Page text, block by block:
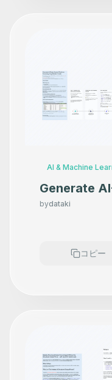
AI & Machine
Generate
from
bydataki
コピー